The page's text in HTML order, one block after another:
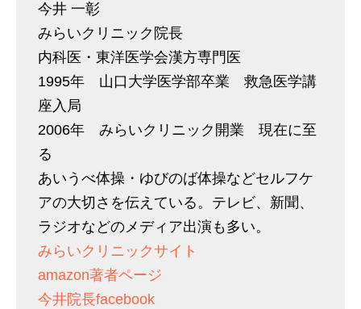
今井 一彰
みらいクリニック院長
内科医・東洋医学会漢方専門医
1995年 山口大学医学部卒業 救急医学講
座入局
2006年 みらいクリニック開業 現在に至
る
あいうべ体操・ゆびのば体操などセルフケ
アの大切さを伝えている。テレビ、新聞、
ラジオなどのメディア出演も多い。
みらいクリニックサイト
amazon著者ページ
今井院長facebook